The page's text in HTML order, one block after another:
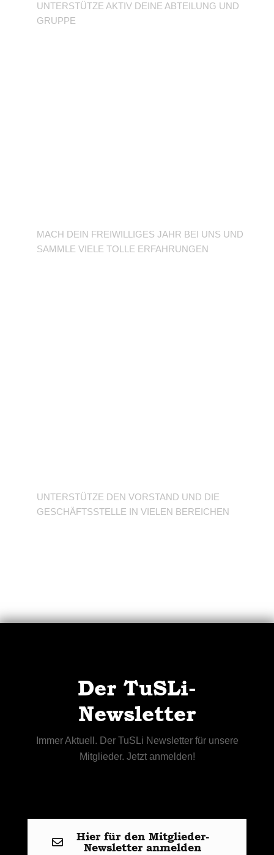
UNTERSTÜTZE AKTIV DEINE ABTEILUNG UND
GRUPPE
MACH DEIN FREIWILLIGES JAHR BEI UNS UND
SAMMLE VIELE TOLLE ERFAHRUNGEN
UNTERSTÜTZE DEN VORSTAND UND DIE
GESCHÄFTSSTELLE IN VIELEN BEREICHEN
Der TuSLi-
Newsletter
Immer Aktuell. Der TuSLi Newsletter für unsere
Mitglieder. Jetzt anmelden!
Hier für den Mitglieder-
Newsletter anmelden